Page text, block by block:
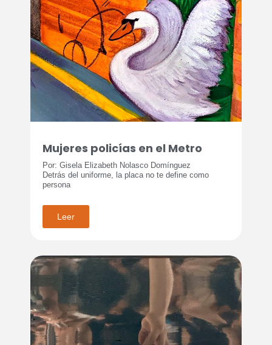
Mujeres policías en el Metro
Por: Gisela Elizabeth Nolasco Domínguez
Detrás del uniforme, la placa no te define como
persona
Leer